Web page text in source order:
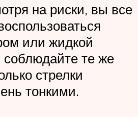
на риски, вы все
или жидкой
соблюдайте те же
стрелки
тонкими.